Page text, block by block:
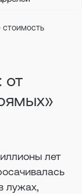
от
лет
лужах,